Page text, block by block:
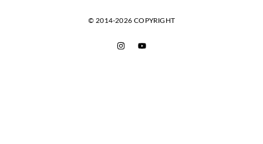
© 2014-2026 COPYRIGHT